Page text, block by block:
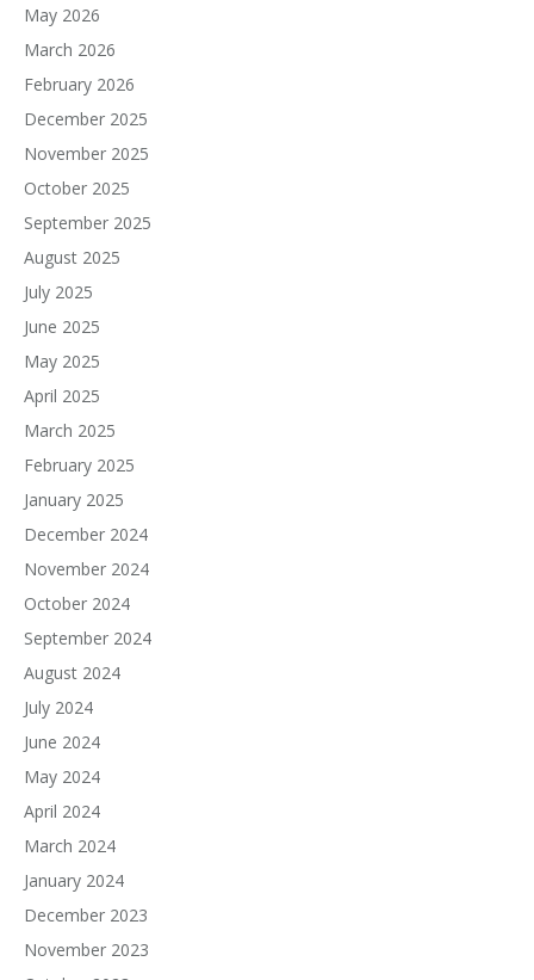
May 2026
March 2026
February 2026
December 2025
November 2025
October 2025
September 2025
August 2025
July 2025
June 2025
May 2025
April 2025
March 2025
February 2025
January 2025
December 2024
November 2024
October 2024
September 2024
August 2024
July 2024
June 2024
May 2024
April 2024
March 2024
January 2024
December 2023
November 2023